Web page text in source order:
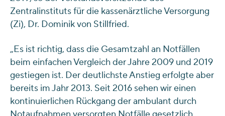
Zentralinstituts für die kassenärztliche Versorgung
(Zi), Dr. Dominik von Stillfried.
„Es ist richtig, dass die Gesamtzahl an Notfällen
beim einfachen Vergleich der Jahre 2009 und 2019
gestiegen ist. Der deutlichste Anstieg erfolgte aber
bereits im Jahr 2013. Seit 2016 sehen wir einen
kontinuierlichen Rückgang der ambulant durch